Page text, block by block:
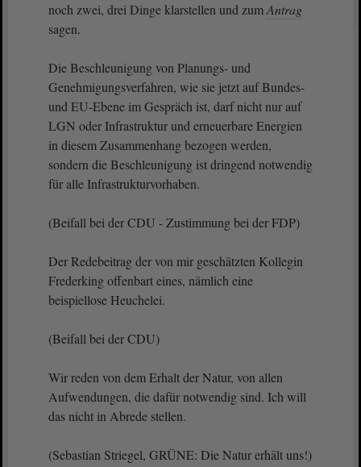
noch zwei, drei Dinge klarstellen und zumAntrag
sagen.
Die Beschleunigung von Planungs- und
Genehmigungsverfahren, wie sie jetzt auf Bundes-
und EU-Ebene im Gespräch ist, darf nicht nur auf
LGN oder Infrastruktur und erneuerbare Energien
in diesem Zusammenhang bezogen werden,
sondern die Beschleunigung ist dringend notwendig
für alle Infrastrukturvorhaben.
(Beifall bei der CDU - Zustimmung bei der FDP)
Der Redebeitrag der von mir geschätzten Kollegin
Frederking offenbart eines, nämlich eine
beispiellose Heuchelei.
(Beifall bei der CDU)
Wir reden von dem Erhalt der Natur, von allen
Aufwendungen, die dafür notwendig sind. Ich will
das nicht in Abrede stellen.
(Sebastian Striegel, GRÜNE: Die Natur erhält uns!)